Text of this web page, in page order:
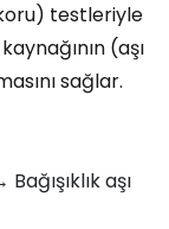
testleriyle
(aşı
sağlar.
Bağışıklık aşı